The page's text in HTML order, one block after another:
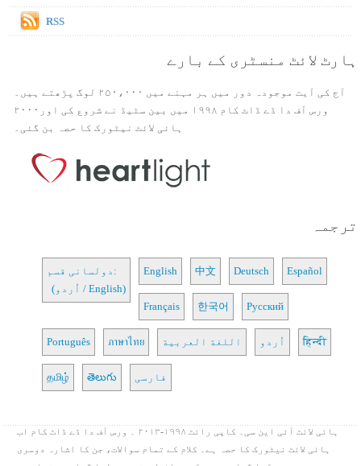
RSS
ہارٹ لائٹ منسٹری کے بارے
آج کی آیت موجودہ دور میں ہر مہنے میں ۲۵۰،۰۰۰ لوگ پڑھتے ہیں۔
ورس آف دا ڈے ڈاٹ کام ۱۹۹۸ میں بین سٹیڈ نے شروع کی اور۲۰۰۰
ہائی لائٹ نیٹورک کا حصہ بن گئی۔
ترجمہ
دولسانی قسم:
(اُردو / English)
English 中文 Deutsch Español
Français 한국어 Русский
Português ภาษาไทย اللغة العربية اُردو हिन्दी
தமிழ் తెలుగు فارسی
ہائی لائٹ آئی این سی۔ کاپی رائٹ ۱۹۹۸-۲۰۱۳ ۔ ورس آف دا ڈے ڈاٹ کام اب
ہائی لائٹ نیٹورک کا حصہ ہے۔ کلام کے تمام سوالات، جن کا اشارہ دوسری